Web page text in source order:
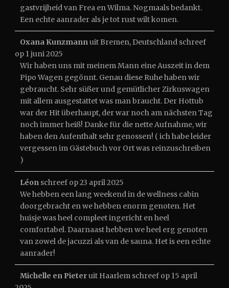
gastvrijheid van Frea en Wilma. Nogmaals bedankt.
Een echte aanrader als je tot rust wilt komen.
Oxana Kunzmannuit Bremen, Deutschland schreef
op 1 juni 2025
Wir haben uns mit meinem Mann eine Auszeit in dem
Pipo Wagen gegönnt. Genau diese Ruhe haben wir
gebraucht. Sehr süßer und gemütlicher Zirkuswagen
mit allem ausgestattet was man braucht. Der Hottub
war der Hit überhaupt, der war noch am nächsten Tag
noch immer heiß! Danke für die nette Aufnahme, wir
haben den Aufenthalt sehr genossen! ( ich habe leider
vergessen im Gästebuch vor Ort was reinzuschreiben
)
Léon schreef op23 april 2025
We hebben een lang weekend in de wellness cabin
doorgebracht en we hebben enorm genoten. Het
huisje was heel compleet ingericht en heel
comfortabel. Daarnaast hebben we heel erg genoten
van zowel de jacuzzi als van de sauna. Het is een echte
aanrader!
Michelle en Pieteruit Haarlem schreef op 15 april